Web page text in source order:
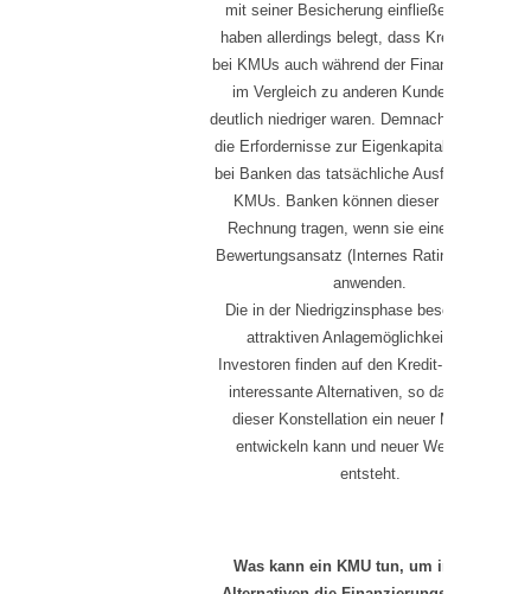
mit seiner Besicherung einfließen. Studien
haben allerdings belegt, dass Kreditausfälle
bei KMUs auch während der Finanzmarktkrise
im Vergleich zu anderen Kundengruppen
deutlich niedriger waren. Demnach übersteigen
die Erfordernisse zur Eigenkapitalunterlegung
bei Banken das tatsächliche Ausfallrisiko von
KMUs. Banken können dieser Tatsache
Rechnung tragen, wenn sie einen eigenen
Bewertungsansatz (Internes Ratingverfahren)
anwenden.
Die in der Niedrigzinsphase beschränkten,
attraktiven Anlagemöglichkeiten von
Investoren finden auf den Kredit-Plattformen
interessante Alternativen, so dass sich in
dieser Konstellation ein neuer Markplatz
entwickeln kann und neuer Wettbewerb
entsteht.
Was kann ein KMU tun, um in beiden